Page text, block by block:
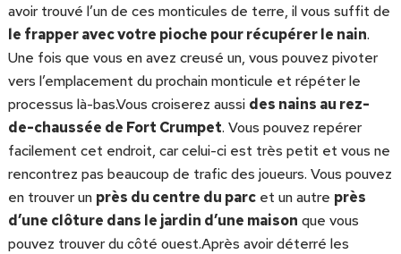
avoir trouvé l’un de ces monticules de terre, il vous suffit de
le frapper avec votre pioche pour récupérer le nain.
Une fois que vous en avez creusé un, vous pouvez pivoter
vers l’emplacement du prochain monticule et répéter le
processus là-bas.Vous croiserez aussi des nains au rez-
de-chaussée de Fort Crumpet. Vous pouvez repérer
facilement cet endroit, car celui-ci est très petit et vous ne
rencontrez pas beaucoup de trafic des joueurs. Vous pouvez
en trouver un près du centre du parcet un autre près
d’une clôture dans le jardin d’une maison que vous
pouvez trouver du côté ouest.Après avoir déterré les